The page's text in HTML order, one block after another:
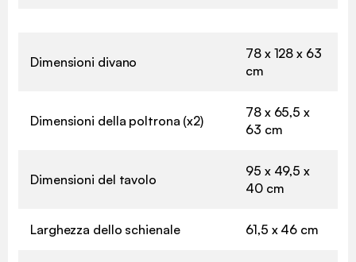
Dimensioni divano
78 x 128 x 63
cm
Dimensioni della poltrona (x2)
78 x 65,5 x
63 cm
Dimensioni del tavolo
95 x 49,5 x
40 cm
Larghezza dello schienale 61,5 x 46 cm